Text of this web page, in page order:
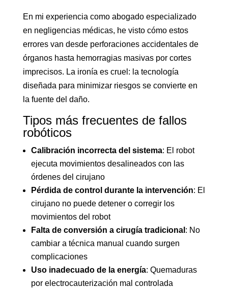
En mi experiencia como abogado especializado
en negligencias médicas, he visto cómo estos
errores van desde perforaciones accidentales de
órganos hasta hemorragias masivas por cortes
imprecisos. La ironía es cruel: la tecnología
diseñada para minimizar riesgos se convierte en
la fuente del daño.
Tipos más frecuentes de fallos
robóticos
Calibración incorrecta del sistema: El robot
ejecuta movimientos desalineados con las
órdenes del cirujano
Pérdida de control durante la intervención: El
cirujano no puede detener o corregir los
movimientos del robot
Falta de conversión a cirugía tradicional : No
cambiar a técnica manual cuando surgen
complicaciones
Uso inadecuado de la energía: Quemaduras
por electrocauterización mal controlada